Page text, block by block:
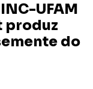
UFAM
produz
do